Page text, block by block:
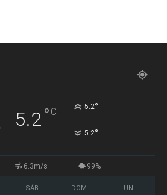
5.2°C 5.2°
5.2°
6.3m/s 99%
SÁB DOM LUN